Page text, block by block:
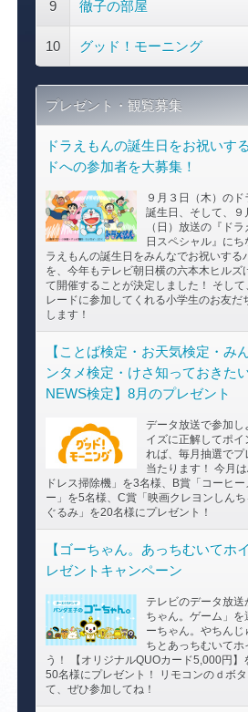
9 徹子の部屋
10 グッド！モーニング
プレゼント・観覧募集
ドラえもんの誕生日をお祝いす
ドへの参加者を大募集！
９月３日（木）の
誕生日、そして、９
（日）放送の『ド
日スペシャル』にち
ラえもんの誕生日をみんなでお祝いする
を、今年もテレビ朝日横の六本木ヒルズ
て開催することが決定しました！ そし
レードに参加してくれる小学生のお友だ
します！
【ことば検定・お天気検定・み
ンタメ検定・けさ知っておきた
NEWS検定】8月のプレゼント
データ放送で参加し
イズに正解してポイ
れば、毎月抽選でプ
当たります！ 今月
ドレス掃除機」を3名様、B賞「コーヒー
ー」を5名様、C賞「映画クレヨンしん
ぐるみ」を20名様にプレゼント！
【ゴーちゃん。あっちむいてホ
レゼントキャンペーン
テレビのデータ放送
ちゃん。ゲーム」を
ーちゃん。やちんじ
ちとあっちむいてホ
う！ 【オリジナルQUOカード5,000円】
50名様にプレゼント！ リモコンのｄボ
て、ぜひ参加してね！